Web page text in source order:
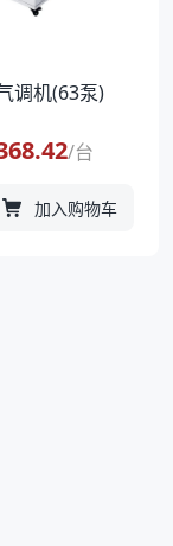
调机(63泵)
/台
加入购物车